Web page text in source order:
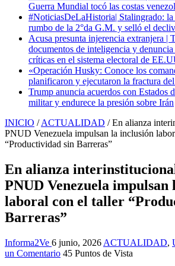
Guerra Mundial tocó las costas
#NoticiasDeLaHistoria| Stalingrado: la
rumbo de la 2°da G.M. y selló el
Acusa presunta injerencia extranjera |
documentos de inteligencia y
críticas en el sistema electoral de
«Operación Husky: Conoce los
planificaron y ejecutaron la fractura
Trump anuncia acuerdos con Estados
militar y endurece la presión sobre Irán
INICIO / ACTUALIDAD / En alianza
PNUD Venezuela impulsan la inclusión
“Productividad sin Barreras”
En alianza
PNUD Venezuela impulsan
laboral con el taller
Barreras”
Informa2Ve 6 junio, 2026 ACTUALIDAD,
un Comentario 45 Puntos de Vista